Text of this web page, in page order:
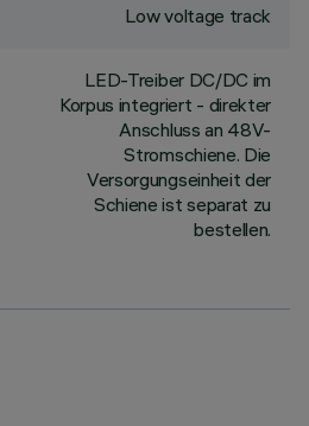
Low voltage track
LED-Treiber DC/DC im
Korpus integriert - direkter
Anschluss an 48V-
Stromschiene. Die
Versorgungseinheit der
Schiene ist separat zu
bestellen.